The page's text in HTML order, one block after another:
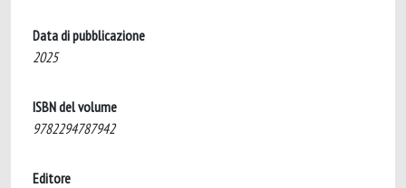
Data di pubblicazione
2025
ISBN del volume
9782294787942
Editore